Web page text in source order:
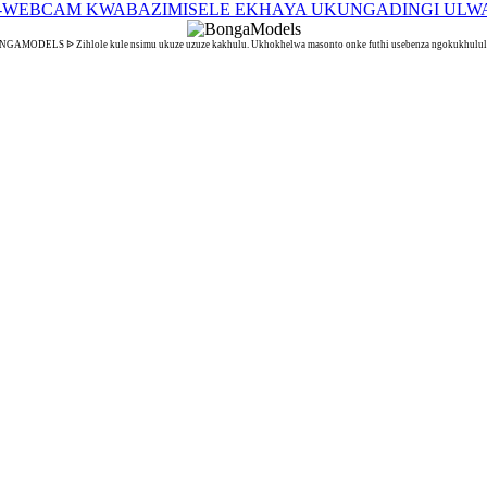
ᐉ Zihlole kule nsimu ukuze uzuze kakhulu. Ukhokhelwa masonto onke futhi usebenza